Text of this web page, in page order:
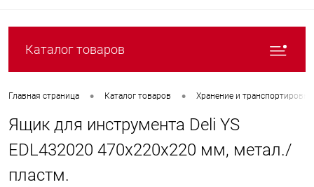
Каталог товаров
Главная страница • Каталог товаров • Хранение и транспортировка
Ящик для инструмента Deli YS
EDL432020 470x220x220 мм, метал./
пластм.